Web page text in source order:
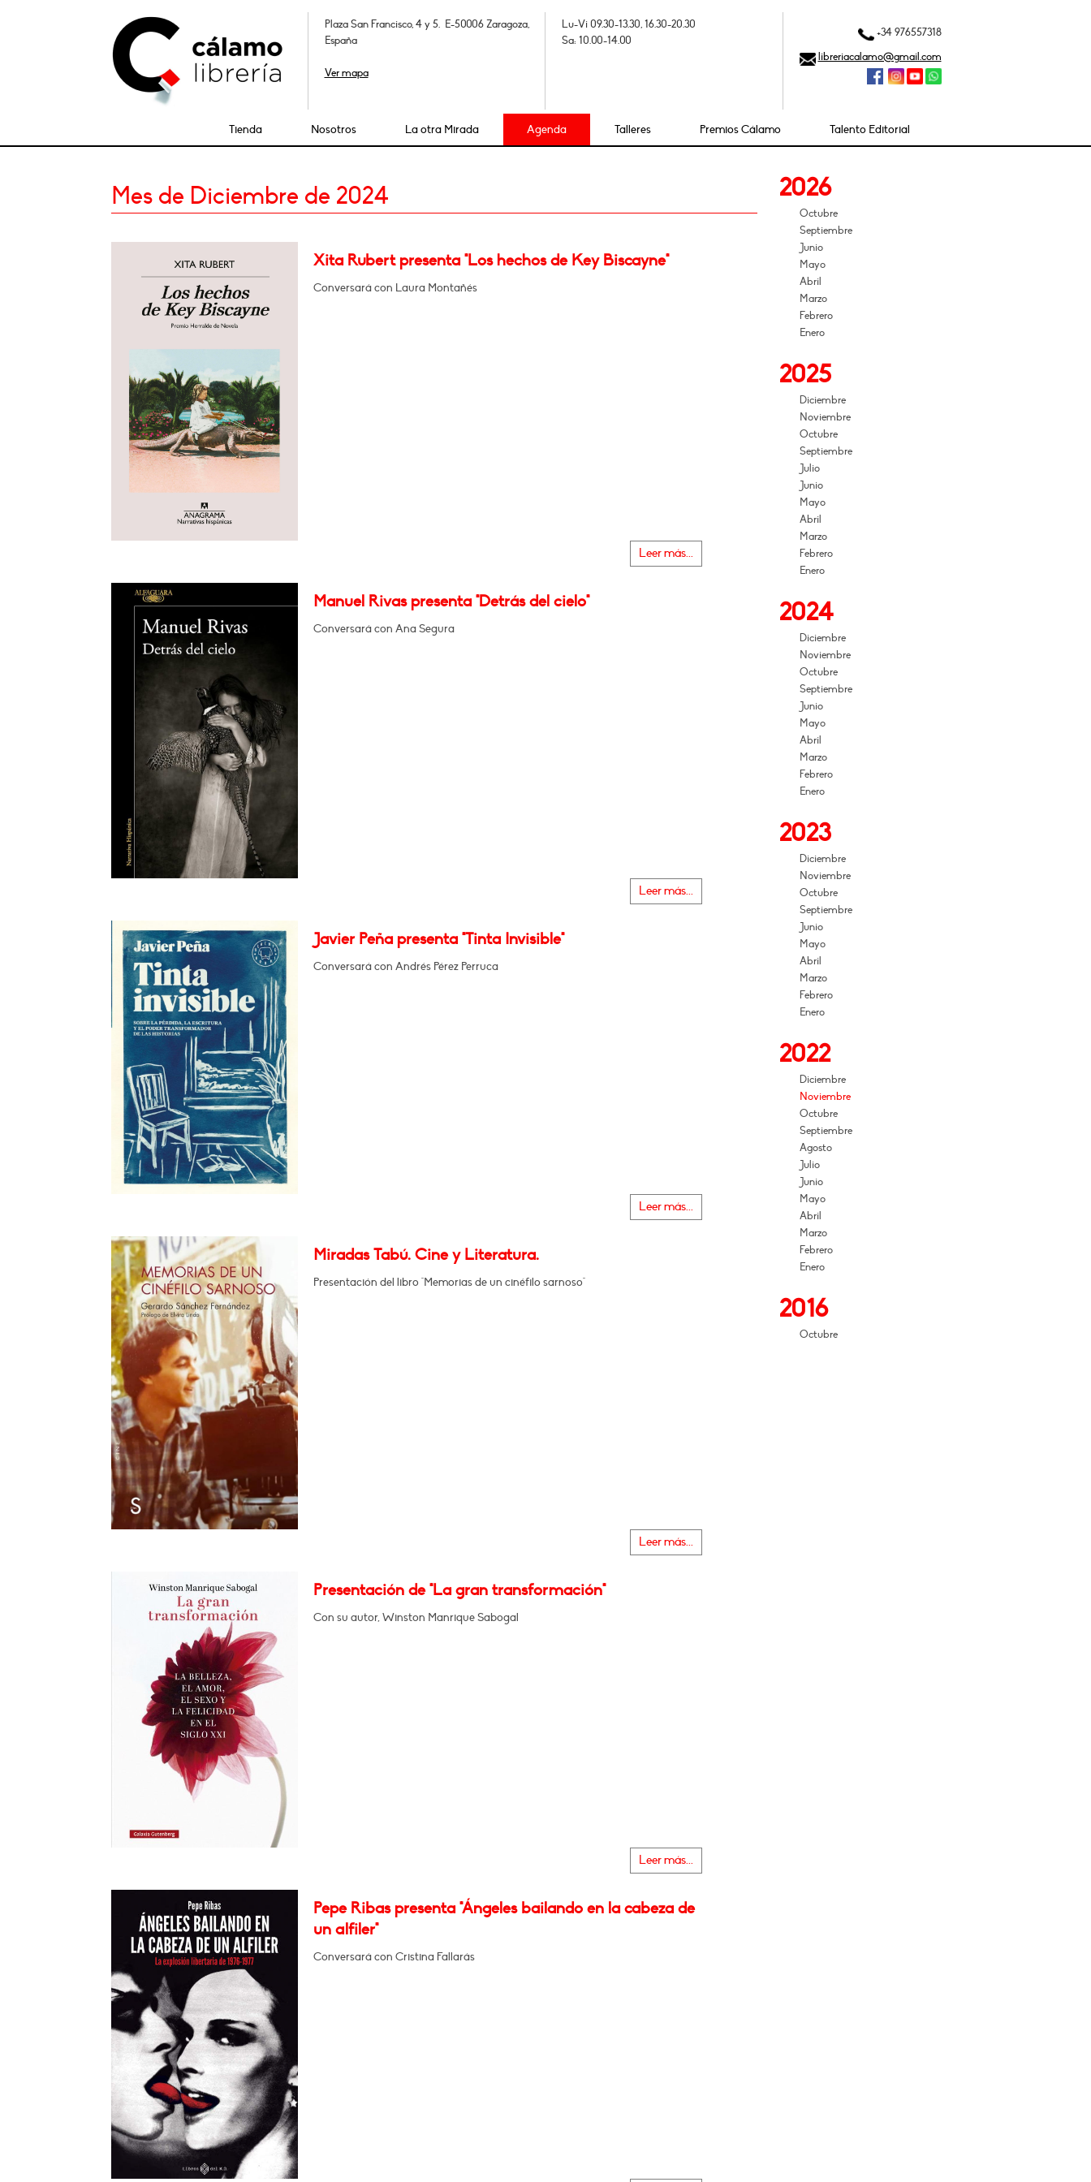
Plaza San Francisco, 4 y 5. E-50006 Zaragoza,
España
Ver mapa
Lu-Vi 09.30-13.30, 16.30-20.30
Sa: 10.00-14.00
+34 976557318
libreriacalamo@gmail.com
Tienda Nosotros La otra Mirada Agenda Talleres Premios Cálamo Talento Editorial
Mes de Diciembre de 2024
Xita Rubert presenta "Los hechos de Key Biscayne"
Conversará con Laura Montañés
Leer más...
Manuel Rivas presenta "Detrás del cielo"
Conversará con Ana Segura
Leer más...
Javier Peña presenta "Tinta Invisible"
Conversará con Andrés Pérez Perruca
Leer más...
Miradas Tabú. Cine y Literatura.
Presentación del libro "Memorias de un cinéfilo sarnoso"
Leer más...
Presentación de "La gran transformación"
Con su autor, Winston Manrique Sabogal
Leer más...
Pepe Ribas presenta "Ángeles bailando en la cabeza de
un alfiler"
Conversará con Cristina Fallarás
2026
Octubre
Septiembre
Junio
Mayo
Abril
Marzo
Febrero
Enero
2025
Diciembre
Noviembre
Octubre
Septiembre
Julio
Junio
Mayo
Abril
Marzo
Febrero
Enero
2024
Diciembre
Noviembre
Octubre
Septiembre
Junio
Mayo
Abril
Marzo
Febrero
Enero
2023
Diciembre
Noviembre
Octubre
Septiembre
Junio
Mayo
Abril
Marzo
Febrero
Enero
2022
Diciembre
Noviembre
Octubre
Septiembre
Agosto
Julio
Junio
Mayo
Abril
Marzo
Febrero
Enero
2016
Octubre